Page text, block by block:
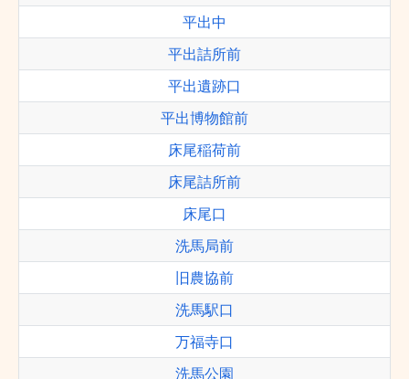
平出中
平出詰所前
平出遺跡口
平出博物館前
床尾稲荷前
床尾詰所前
床尾口
洗馬局前
旧農協前
洗馬駅口
万福寺口
洗馬公園